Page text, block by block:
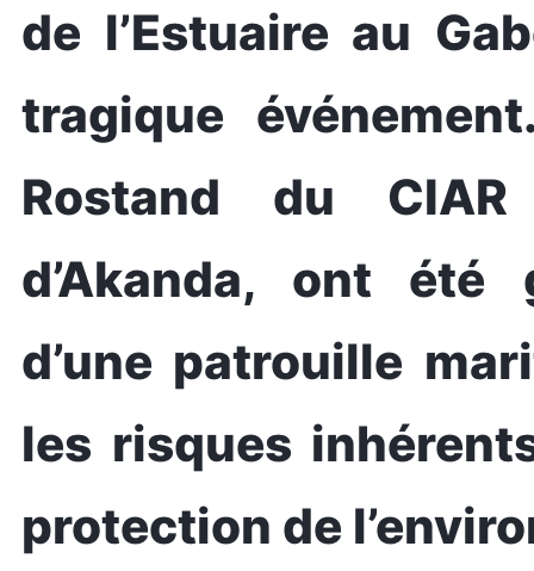
de l’Estuaire au
tragique
Rostand du
d’Akanda, ont été
d’une patrouille
les risques
protection de